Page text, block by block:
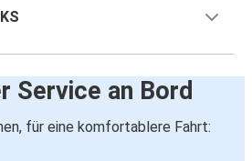
Service an Bord
für eine komfortablere Fahrt: